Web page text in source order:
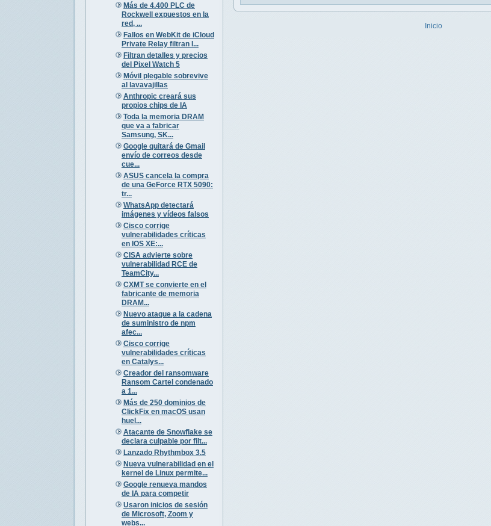
Más de 4.400 PLC de
Rockwell expuestos en la
red, ...
Fallos en WebKit de iCloud
Private Relay filtran I...
Filtran detalles y precios
del Pixel Watch 5
Móvil plegable sobrevive
al lavavajillas
Anthropic creará sus
propios chips de IA
Toda la memoria DRAM
que va a fabricar
Samsung, SK...
Google quitará de Gmail
envío de correos desde
cue...
ASUS cancela la compra
de una GeForce RTX 5090:
tr...
WhatsApp detectará
imágenes y vídeos falsos
Cisco corrige
vulnerabilidades críticas
en IOS XE:...
CISA advierte sobre
vulnerabilidad RCE de
TeamCity...
CXMT se convierte en el
fabricante de memoria
DRAM...
Nuevo ataque a la cadena
de suministro de npm
afec...
Cisco corrige
vulnerabilidades críticas
en Catalys...
Creador del ransomware
Ransom Cartel condenado
a 1...
Más de 250 dominios de
ClickFix en macOS usan
huel...
Atacante de Snowflake se
declara culpable por filt...
Lanzado Rhythmbox 3.5
Nueva vulnerabilidad en el
kernel de Linux permite...
Google renueva mandos
de IA para competir
Usaron inicios de sesión
de Microsoft, Zoom y
webs...
Inicio